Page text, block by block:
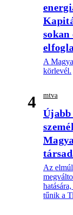
sokan
A
körlevél.
4 mtva
Újabb
Az
tűnik a